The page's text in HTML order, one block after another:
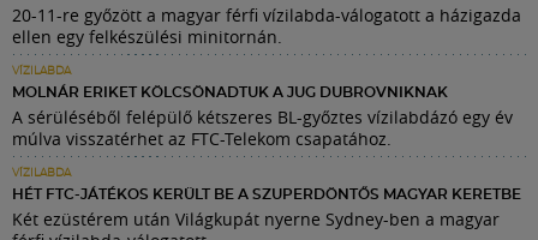
20-11-re győzött a magyar férfi vízilabda-válogatott a házigazda
ellen egy felkészülési minitornán.
VÍZILABDA
MOLNÁR ERIKET KÖLCSÖNADTUK A JUG DUBROVNIKNAK
A sérüléséből felépülő kétszeres BL-győztes vízilabdázó egy év
múlva visszatérhet az FTC-Telekom csapatához.
VÍZILABDA
HÉT FTC-JÁTÉKOS KERÜLT BE A SZUPERDÖNTŐS MAGYAR KERETBE
Két ezüstérem után Világkupát nyerne Sydney-ben a magyar